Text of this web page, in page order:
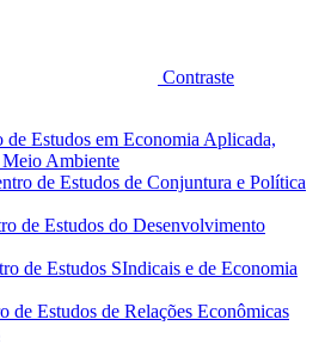
Contraste
Estudos em Economia Aplicada,
Ambiente
de Estudos de Conjuntura e Política
de Estudos do Desenvolvimento
de Estudos SIndicais e de Economia
de Estudos de Relações Econômicas